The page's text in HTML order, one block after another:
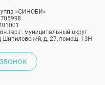
«СИНОБИ»
муниципальный округ
Шипиловский, д. 27, помещ. 13Н